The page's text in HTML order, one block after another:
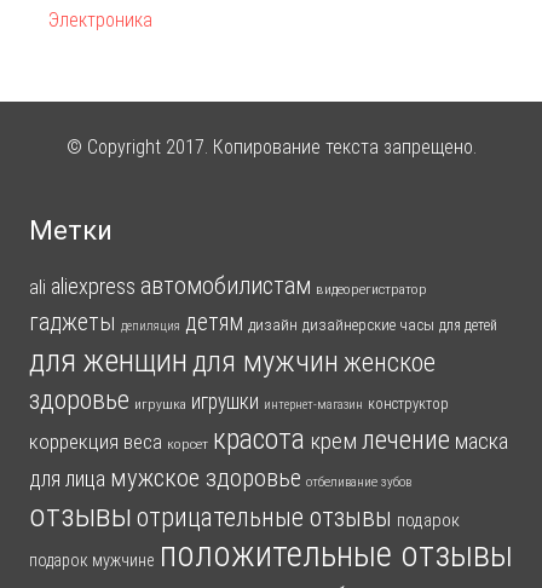
Электроника
© Copyright 2017. Копирование текста запрещено.
Метки
ali aliexpress автомобилистам видеорегистратор
гаджеты депиляция детям дизайн дизайнерские часы для детей
для женщин для мужчин женское
здоровье игрушка игрушки интернет-магазин конструктор
коррекция веса корсет красота крем лечение маска
для лица мужское здоровье отбеливание зубов
отзывы отрицательные отзывы подарок
подарок мужчине положительные отзывы